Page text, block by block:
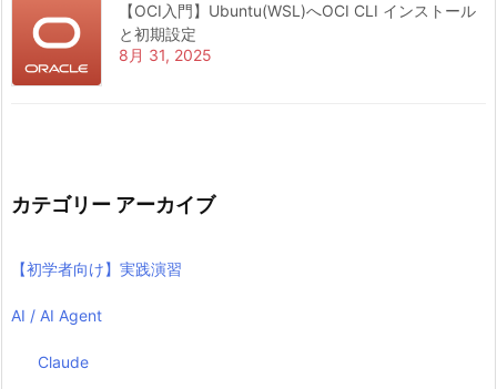
【OCI入門】Ubuntu(WSL)へOCI CLI インストール
と初期設定
8月 31, 2025
カテゴリー アーカイブ
【初学者向け】実践演習
AI / AI Agent
Claude